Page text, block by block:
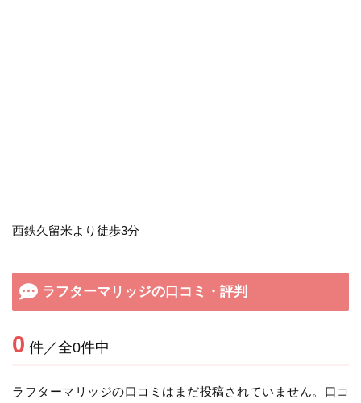
西鉄久留米より徒歩3分
ラフターマリッジの口コミ・評判
0 件／全0件中
ラフターマリッジの口コミはまだ投稿されていません。口コ